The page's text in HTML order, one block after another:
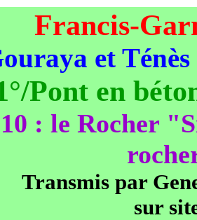
Francis-
et
Pont en
: le Rocher
Transmis par
sur